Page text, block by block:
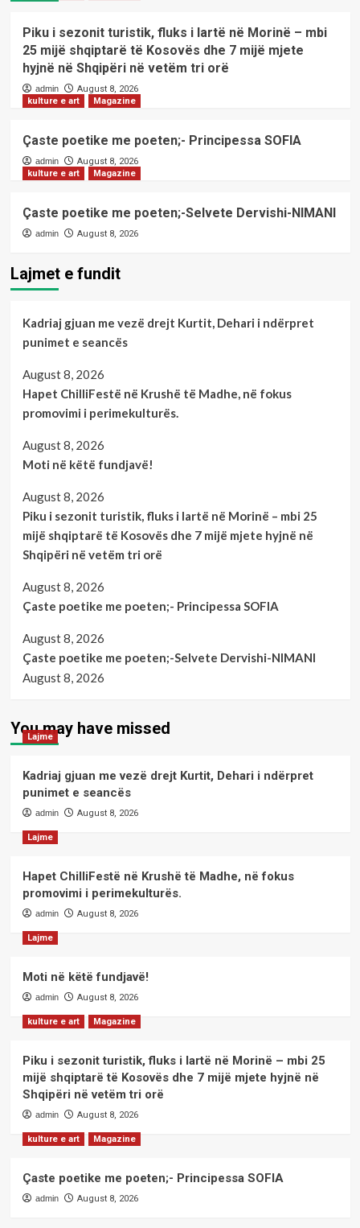
Piku i sezonit turistik, fluks i lartë në Morinë – mbi
25 mijë shqiptarë të Kosovës dhe 7 mijë mjete
hyjnë në Shqipëri në vetëm tri orë
admin
August 8, 2026
kulture e art
Magazine
Çaste poetike me poeten;- Principessa SOFIA
admin
August 8, 2026
kulture e art
Magazine
Çaste poetike me poeten;-Selvete Dervishi-NIMANI
admin August 8, 2026
Lajmet e fundit
Kadriaj gjuan me vezë drejt Kurtit, Dehari i ndërpret
punimet e seancës
August 8, 2026
Hapet ChilliFestë në Krushë të Madhe, në fokus
promovimi i perimekulturës.
August 8, 2026
Moti në këtë fundjavë!
August 8, 2026
Piku i sezonit turistik, fluks i lartë në Morinë – mbi 25
mijë shqiptarë të Kosovës dhe 7 mijë mjete hyjnë në
Shqipëri në vetëm tri orë
August 8, 2026
Çaste poetike me poeten;- Principessa SOFIA
August 8, 2026
Çaste poetike me poeten;-Selvete Dervishi-NIMANI
August 8, 2026
You may have missed
Lajme
Kadriaj gjuan me vezë drejt Kurtit, Dehari i ndërpret
punimet e seancës
admin August 8, 2026
Lajme
Hapet ChilliFestë në Krushë të Madhe, në fokus
promovimi i perimekulturës.
admin August 8, 2026
Lajme
Moti në këtë fundjavë!
admin August 8, 2026
kulture e art Magazine
Piku i sezonit turistik, fluks i lartë në Morinë – mbi 25
mijë shqiptarë të Kosovës dhe 7 mijë mjete hyjnë në
Shqipëri në vetëm tri orë
admin August 8, 2026
kulture e art Magazine
Çaste poetike me poeten;- Principessa SOFIA
admin August 8, 2026